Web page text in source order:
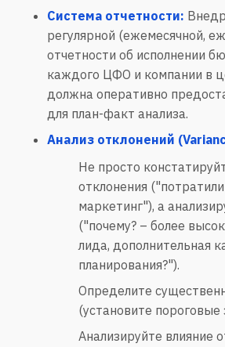
Система отчетности:
регулярной (ежемесячной,
отчетности об исполнении
каждого ЦФО и компании в
должна оперативно
для план-факт анализа.
Анализ отклонений
Не просто
отклонения
маркетинг"), а
("почему? – более
лида, дополнительная
планирования?").
Определите
(установите пороговые
Анализируйте влияние